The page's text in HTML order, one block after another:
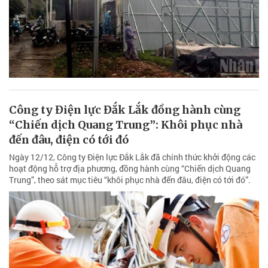
Công ty Điện lực Đắk Lắk đồng hành cùng
“Chiến dịch Quang Trung”: Khôi phục nhà
đến đâu, điện có tới đó
Ngày 12/12, Công ty Điện lực Đắk Lắk đã chính thức khởi động các
hoạt động hỗ trợ địa phương, đồng hành cùng “Chiến dịch Quang
Trung”, theo sát mục tiêu “khôi phục nhà đến đâu, điện có tới đó”.